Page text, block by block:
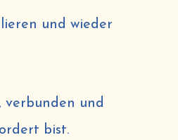
und wieder
verbunden und
bist.